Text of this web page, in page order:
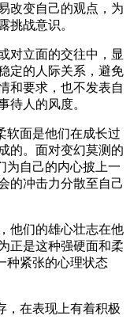
改变自己的观点，为
挑战意识。
对立面的交往中，显
定的人际关系，避免
和要求，也不发表自
待人的风度。
软面是他们在成长过
的。面对变幻莫测的
为自己的内心披上一
的冲击力分散至自己
他们的雄心壮志在他
正是这种强硬面和柔
种紧张的心理状态
，在表现上有着积极